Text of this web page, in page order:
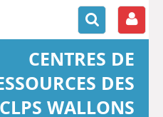
CENTRES DE
DES
CLPS WALLONS